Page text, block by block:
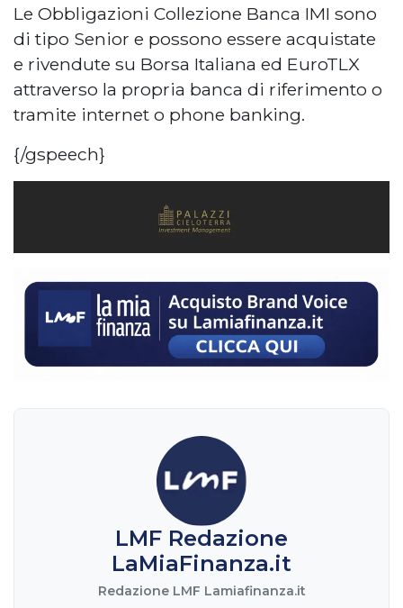
Le Obbligazioni Collezione Banca IMI sono
di tipo Senior e possono essere acquistate
e rivendute su Borsa Italiana ed EuroTLX
attraverso la propria banca di riferimento o
tramite internet o phone banking.
{/gspeech}
LMF Redazione
LaMiaFinanza.it
Redazione LMF Lamiafinanza.it